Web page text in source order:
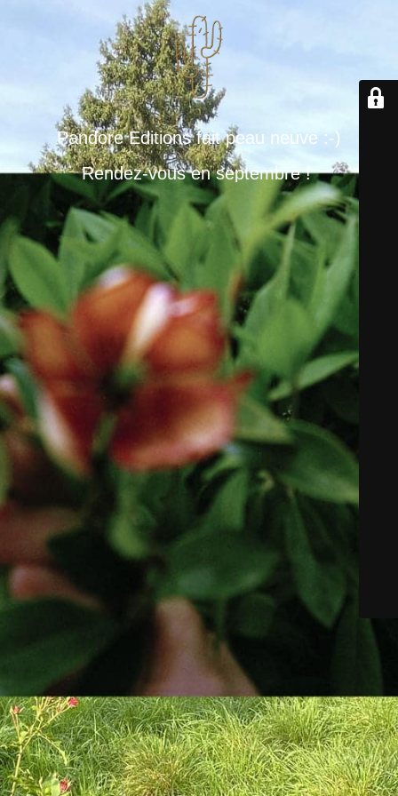
Pandore Editions fait peau neuve :-)
Rendez-vous en septembre !